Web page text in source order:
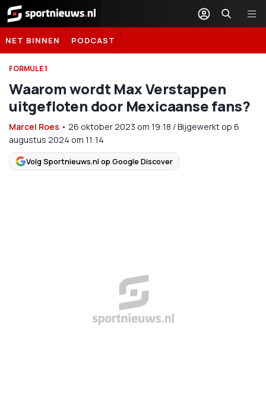
Sportnieuws.nl
NET BINNEN PODCAST
FORMULE 1
Waarom wordt Max Verstappen
uitgefloten door Mexicaanse fans?
Marcel Roes • 26 oktober 2023 om 19:18 /Bijgewerkt op 6
augustus 2024 om 11:14
Volg Sportnieuws.nl op Google Discover